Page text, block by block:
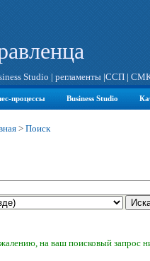
Studio | регламенты |ССП |
процессы Business Studio
> Поиск
на ваш поисковый запрос